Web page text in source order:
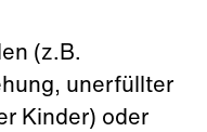
(z.B.
unerfüllter
Kinder) oder